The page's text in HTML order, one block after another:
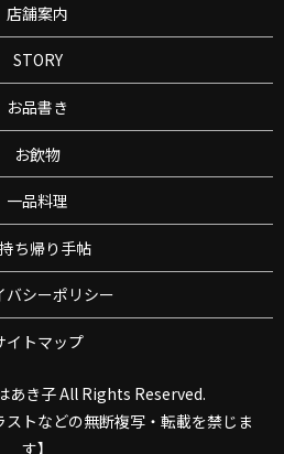
店舗案内
STORY
お品書き
お飲物
一品料理
ち帰り手帖
バシーポリシー
イトマップ
き子 All Rights Reserved.
ストなどの無断複写・転載を禁じま
す】